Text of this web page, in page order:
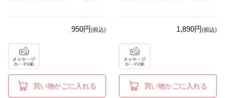
950円(税込)
買い物かごに入れる
1,890円(税込)
買い物かごに入れる